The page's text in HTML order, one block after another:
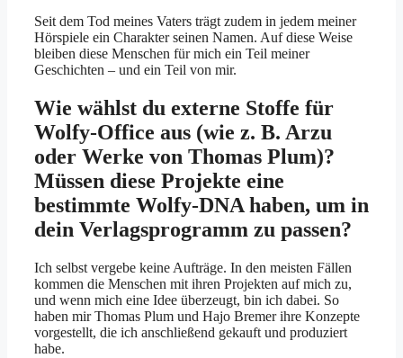
Seit dem Tod meines Vaters trägt zudem in jedem meiner
Hörspiele ein Charakter seinen Namen. Auf diese Weise
bleiben diese Menschen für mich ein Teil meiner
Geschichten – und ein Teil von mir.
Wie wählst du externe Stoffe für
Wolfy-Office aus (wie z. B. Arzu
oder Werke von Thomas Plum)?
Müssen diese Projekte eine
bestimmte Wolfy-DNA haben, um in
dein Verlagsprogramm zu passen?
Ich selbst vergebe keine Aufträge. In den meisten Fällen
kommen die Menschen mit ihren Projekten auf mich zu,
und wenn mich eine Idee überzeugt, bin ich dabei. So
haben mir Thomas Plum und Hajo Bremer ihre Konzepte
vorgestellt, die ich anschließend gekauft und produziert
habe.